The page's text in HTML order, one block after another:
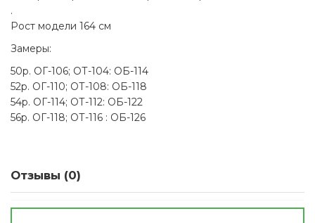
.
Рост модели 164 см
Замеры:
50р. ОГ-106; ОТ-104: ОБ-114
52р. ОГ-110; ОТ-108: ОБ-118
54р. ОГ-114; ОТ-112: ОБ-122
56р. ОГ-118; ОТ-116 : ОБ-126
Отзывы (0)